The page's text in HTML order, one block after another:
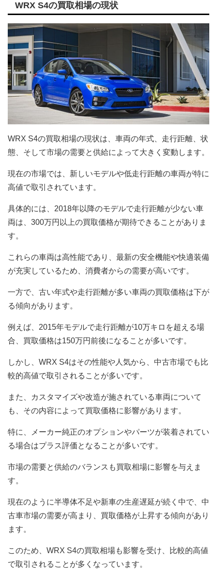
WRX S4の買取相場の現状
WRX S4の買取相場の現状は、車両の年式、走行距離、状
態、そして市場の需要と供給によって大きく変動します。
現在の市場では、新しいモデルや低走行距離の車両が特に
高値で取引されています。
具体的には、2018年以降のモデルで走行距離が少ない車
両は、300万円以上の買取価格が期待できることがありま
す。
これらの車両は高性能であり、最新の安全機能や快適装備
が充実しているため、消費者からの需要が高いです。
一方で、古い年式や走行距離が多い車両の買取価格は下が
る傾向があります。
例えば、2015年モデルで走行距離が10万キロを超える場
合、買取価格は150万円前後になることが多いです。
しかし、WRX S4はその性能や人気から、中古市場でも比
較的高値で取引されることが多いです。
また、カスタマイズや改造が施されている車両について
も、その内容によって買取価格に影響があります。
特に、メーカー純正のオプションやパーツが装着されてい
る場合はプラス評価となることが多いです。
市場の需要と供給のバランスも買取相場に影響を与えま
す。
現在のように半導体不足や新車の生産遅延が続く中で、中
古車市場の需要が高まり、買取価格が上昇する傾向があり
ます。
このため、WRX S4の買取相場も影響を受け、比較的高値
で取引されることが多くなっています。